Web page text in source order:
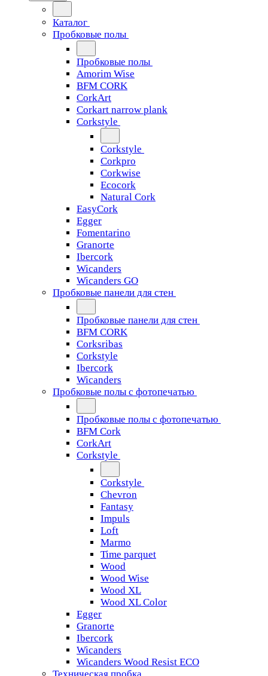
Каталог
Пробковые полы
Пробковые полы
Amorim Wise
BFM CORK
CorkArt
Corkart narrow plank
Corkstyle
Corkstyle
Corkpro
Corkwise
Ecocork
Natural Cork
EasyCork
Egger
Fomentarino
Granorte
Ibercork
Wicanders
Wicanders GO
Пробковые панели для стен
Пробковые панели для стен
BFM CORK
Corksribas
Corkstyle
Ibercork
Wicanders
Пробковые полы с фотопечатью
Пробковые полы с фотопечатью
BFM Cork
CorkArt
Corkstyle
Corkstyle
Chevron
Fantasy
Impuls
Loft
Marmo
Time parquet
Wood
Wood Wise
Wood XL
Wood XL Color
Egger
Granorte
Ibercork
Wicanders
Wicanders Wood Resist ECO